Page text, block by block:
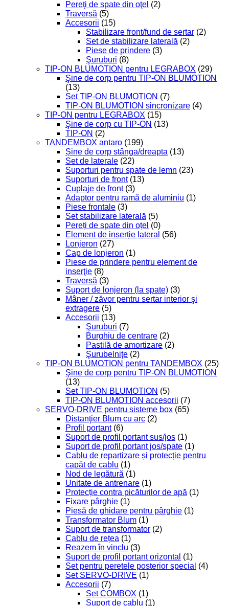
Pereţi de spate din oţel (2)
Traversă (5)
Accesorii (15)
Stabilizare front/fund de sertar (2)
Set de stabilizare laterală (2)
Piese de prindere (3)
Şuruburi (8)
TIP-ON BLUMOTION pentru LEGRABOX (29)
Şine de corp pentru TIP-ON BLUMOTION
(13)
Set TIP-ON BLUMOTION (7)
TIP-ON BLUMOTION sincronizare (4)
TIP-ON pentru LEGRABOX (15)
Şine de corp cu TIP-ON (13)
TIP-ON (2)
TANDEMBOX antaro (199)
Șine de corp stânga/dreapta (13)
Set de laterale (22)
Suporturi pentru spate de lemn (23)
Suporturi de front (13)
Cuplaje de front (3)
Adaptor pentru ramă de aluminiu (1)
Piese frontale (3)
Set stabilizare laterală (5)
Pereți de spate din oțel (0)
Element de inserție lateral (56)
Lonjeron (27)
Cap de lonjeron (1)
Piese de prindere pentru element de
inserţie (8)
Traversă (3)
Suport de lonjeron (la spate) (3)
Mâner / zăvor pentru sertar interior şi
extragere (5)
Accesorii (13)
Şuruburi (7)
Burghiu de centrare (2)
Pastilă de amortizare (2)
Şurubelniţe (2)
TIP-ON BLUMOTION pentru TANDEMBOX (25)
Şine de corp pentru TIP-ON BLUMOTION
(13)
Set TIP-ON BLUMOTION (5)
TIP-ON BLUMOTION accesorii (7)
SERVO-DRIVE pentru sisteme box (65)
Distanţier Blum cu arc (2)
Profil portant (6)
Suport de profil portant sus/jos (1)
Suport de profil portant jos/spate (1)
Cablu de repartizare și protecție pentru
capăt de cablu (1)
Nod de legătură (1)
Unitate de antrenare (1)
Protecție contra picăturilor de apă (1)
Fixare pârghie (1)
Piesă de ghidare pentru pârghie (1)
Transformator Blum (1)
Suport de transformator (2)
Cablu de rețea (1)
Reazem în vinclu (3)
Suport de profil portant orizontal (1)
Set pentru peretele posterior special (4)
Set SERVO-DRIVE (1)
Accesorii (7)
Set COMBOX (1)
Suport de cablu (1)